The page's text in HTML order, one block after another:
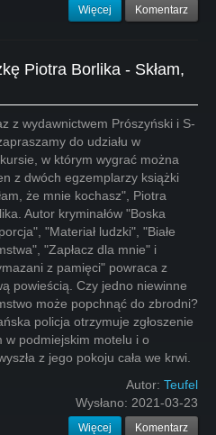
Więcej Komentarz
Piotra Borlika - Skłam,
z wydawnictwem Prószyński i S-
do udziału w
w którym wygrać można
z dwóch egzemplarzy książki
że mnie kochasz", Piotra
Autor kryminałów "Boska
"Materiał ludzki", "Białe
"Zapłacz dla mnie" i
z pamięci" powraca z
powieścią. Czy jedno niewinne
może popchnąć do zbrodni?
policja otrzymuje zgłoszenie
w podmiejskim motelu i o
z jego pokoju cała we krwi.
Autor: Teufel
Wysłano: 2021-03-23
Więcej Komentarz